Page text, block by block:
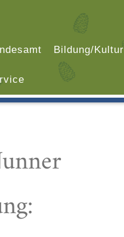
Bildung/Kultur